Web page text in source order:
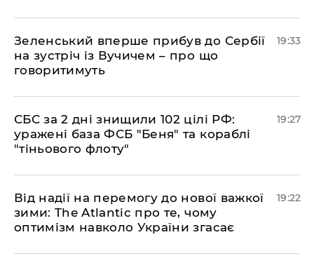
​Зеленський вперше прибув до Сербії
на зустріч із Вучичем – про що
говоритимуть
19:33
​СБС за 2 дні знищили 102 цілі РФ:
уражені база ФСБ "Беня" та кораблі
"тіньового флоту"
19:27
​Від надії на перемогу до нової важкої
зими: The Atlantic про те, чому
оптимізм навколо України згасає
19:22